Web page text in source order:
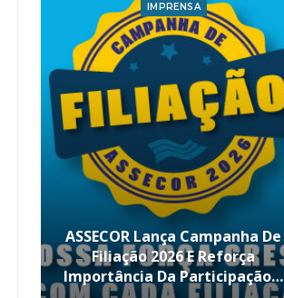
IMPRENSA
ASSECOR Lança Campanha De
Filiação 2026 E Reforça
Importância Da Participação…